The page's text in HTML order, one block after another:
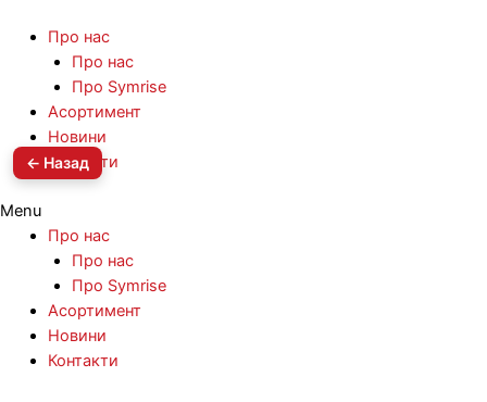
Про нас
Про нас
Про Symrise
Асортимент
Новини
Контакти
Menu
Про нас
Про нас
Про Symrise
Асортимент
Новини
Контакти
← Назад